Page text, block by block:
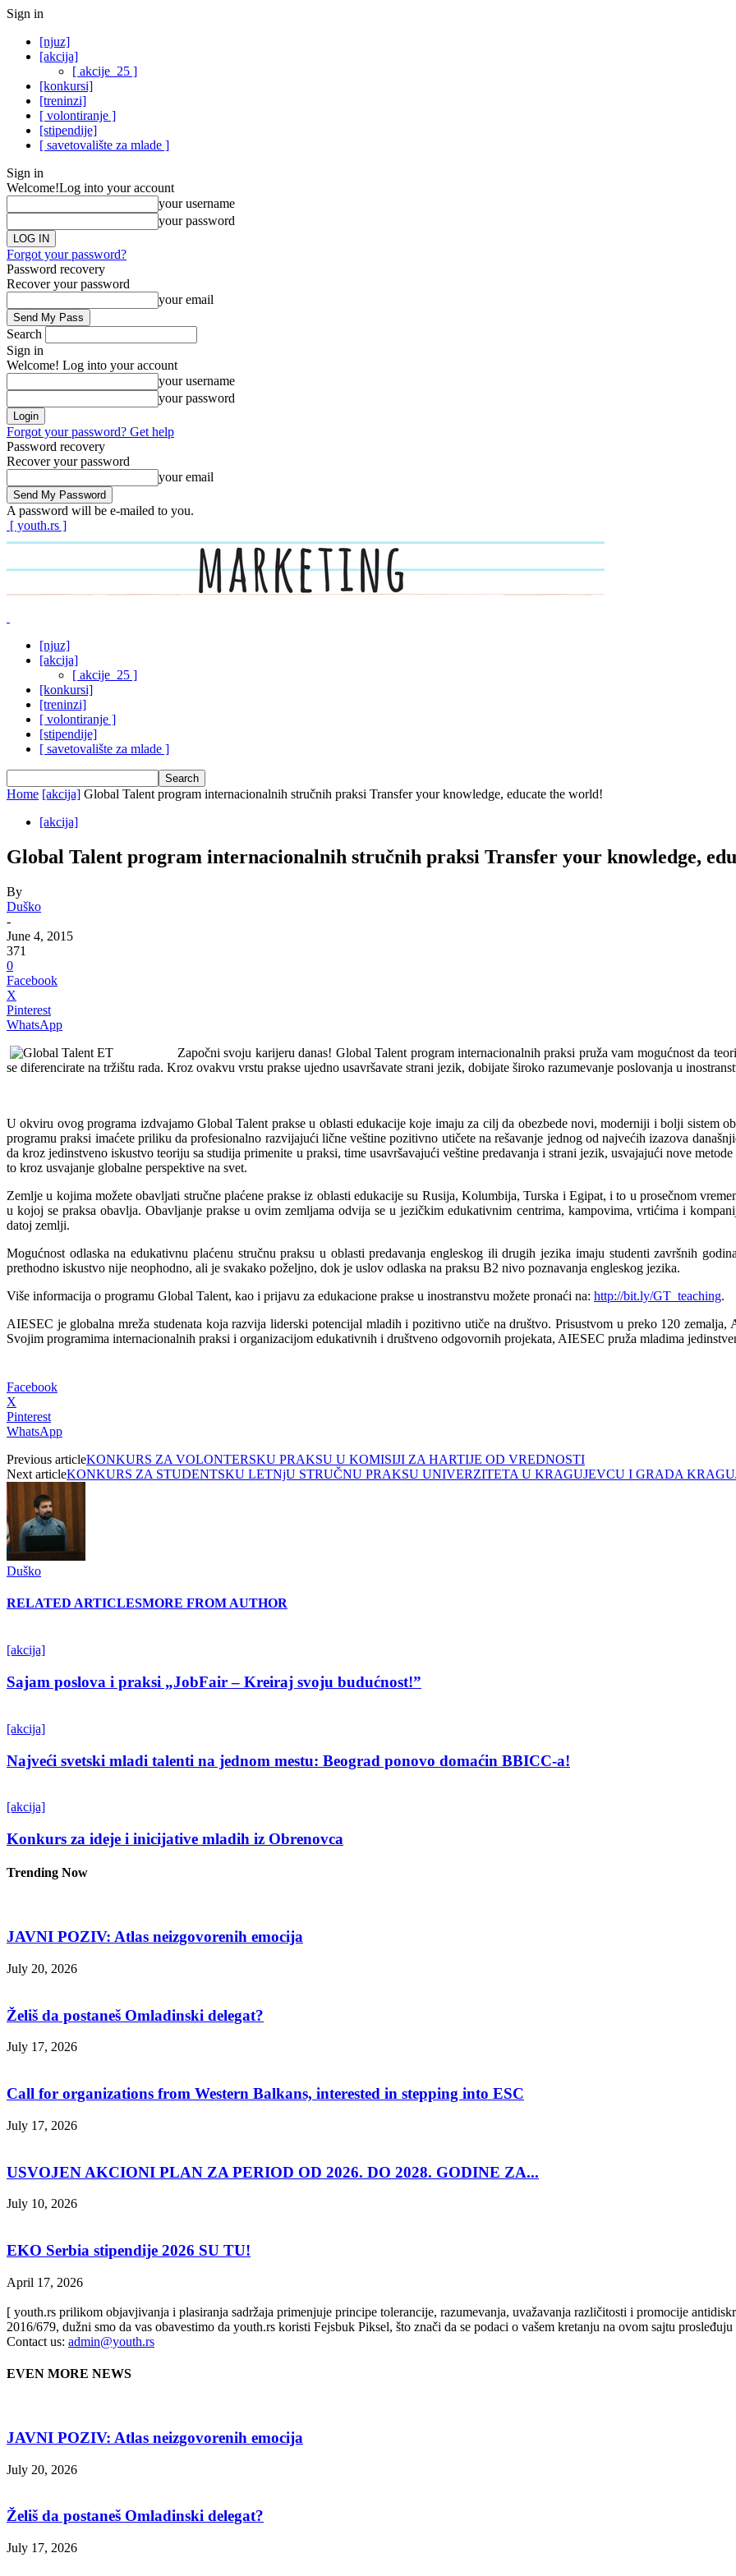
Sign in
[njuz]
[akcija]
[ akcije_25 ]
[konkursi]
[treninzi]
[ volontiranje ]
[stipendije]
[ savetovalište za mlade ]
Sign in
Welcome!Log into your account
your username
your password
Forgot your password?
Password recovery
Recover your password
your email
Search
Sign in
Welcome! Log into your account
your username
your password
Forgot your password? Get help
Password recovery
Recover your password
your email
A password will be e-mailed to you.
[ youth.rs ]
[njuz]
[akcija]
[ akcije_25 ]
[konkursi]
[treninzi]
[ volontiranje ]
[stipendije]
[ savetovalište za mlade ]
Home [akcija] Global Talent program internacionalnih stručnih praksi Transfer your knowledge, educate the world!
[akcija]
Global Talent program internacionalnih stručnih praksi Transfer your knowledge,
By
Duško
-
June 4, 2015
371
0
Facebook
X
Pinterest
WhatsApp
Započni svoju karijeru danas! Global Talent program internacionalnih praksi pruža vam mogućnost da
se diferencirate na tržištu rada. Kroz ovakvu vrstu prakse ujedno usavršavate strani jezik, dobijate široko razumevanje poslovanja u
U okviru ovog programa izdvajamo Global Talent prakse u oblasti edukacije koje imaju za cilj da obezbede novi, moderniji i bolji sistem
programu praksi imaćete priliku da profesionalno razvijajući lične veštine pozitivno utičete na rešavanje jednog od najvećih izazova
da kroz jedinstveno iskustvo teoriju sa studija primenite u praksi, time usavršavajući veštine predavanja i strani jezik, usvajajući nove
to kroz usvajanje globalne perspektive na svet.
Zemlje u kojima možete obavljati stručne plaćene prakse iz oblasti edukacije su Rusija, Kolumbija, Turska i Egipat, i to u prosečnom
u kojoj se praksa obavlja. Obavljanje prakse u ovim zemljama odvija se u jezičkim edukativnim centrima, kampovima, vrtićima i
datoj zemlji.
Mogućnost odlaska na edukativnu plaćenu stručnu praksu u oblasti predavanja engleskog ili drugih jezika imaju studenti završnih
prethodno iskustvo nije neophodno, ali je svakako poželjno, dok je uslov odlaska na praksu B2 nivo poznavanja engleskog jezika.
Više informacija o programu Global Talent, kao i prijavu za edukacione prakse u inostranstvu možete pronaći na: http://bit.ly/GT_teaching.
AIESEC je globalna mreža studenata koja razvija liderski potencijal mladih i pozitivno utiče na društvo. Prisustvom u preko 120 zemalja,
Svojim programima internacionalnih praksi i organizacijom edukativnih i društveno odgovornih projekata, AIESEC pruža mladima
Facebook
X
Pinterest
WhatsApp
Previous articleKONKURS ZA VOLONTERSKU PRAKSU U KOMISIJI ZA HARTIJE OD VREDNOSTI
Next articleKONKURS ZA STUDENTSKU LETNjU STRUČNU PRAKSU UNIVERZITETA U KRAGUJEVCU I GRADA
Duško
RELATED ARTICLESMORE FROM AUTHOR
[akcija]
Sajam poslova i praksi „JobFair – Kreiraj svoju budućnost!”
[akcija]
Najveći svetski mladi talenti na jednom mestu: Beograd ponovo domaćin BBICC-a!
[akcija]
Konkurs za ideje i inicijative mladih iz Obrenovca
Trending Now
JAVNI POZIV: Atlas neizgovorenih emocija
July 20, 2026
Želiš da postaneš Omladinski delegat?
July 17, 2026
Call for organizations from Western Balkans, interested in stepping into ESC
July 17, 2026
USVOJEN AKCIONI PLAN ZA PERIOD OD 2026. DO 2028. GODINE ZA...
July 10, 2026
EKO Serbia stipendije 2026 SU TU!
April 17, 2026
[ youth.rs prilikom objavjivanja i plasiranja sadržaja primenjuje principe tolerancije, razumevanja, uvažavanja različitosti i promocije
2016/679, dužni smo da vas obavestimo da youth.rs koristi Fejsbuk Piksel, što znači da se podaci o vašem kretanju na ovom sajtu
Contact us: admin@youth.rs
EVEN MORE NEWS
JAVNI POZIV: Atlas neizgovorenih emocija
July 20, 2026
Želiš da postaneš Omladinski delegat?
July 17, 2026